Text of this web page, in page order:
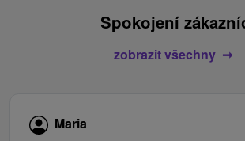
Spokojení
zobrazit všechny
Maria